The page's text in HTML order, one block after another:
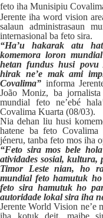
feto iha Munisipiu
Jerente iha word vision
salaun administrasaun
internasional ba feto sira.
“Ha’u hakarak atu
komemora loron
hetan fundus husi
hirak ne’e mak ami
Covalima” informa
João Moniz, ba
mundial feto ne’ebé
Covalima Kuarta (08/03).
Nia dehan liu husi
hatene ba feto Covalima
jéneru, tanba feto mos iha
“Feto sira mos bele
atividades sosial, kultura,
Timor Leste nian, ho
mundial feto hamutuk
feto sira hamutuk ho
autoridade lokal sira iha
Jerente World Vision ne’e
iha kotuk deit, maibe